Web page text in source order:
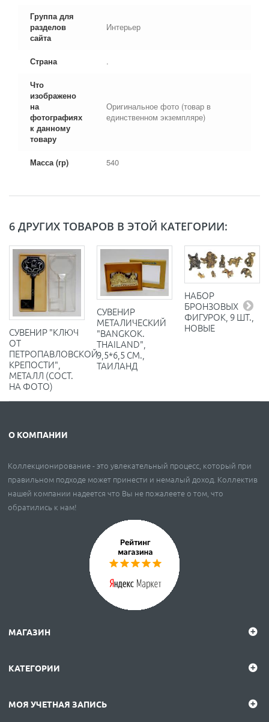
Группа для
разделов
сайта
Интерьер
Страна .
Что
изображено
на
фотографиях
к данному
товару
Оригинальное фото (товар в
единственном экземпляре)
Масса (гр) 540
6 ДРУГИХ ТОВАРОВ В ЭТОЙ КАТЕГОРИИ:
СУВЕНИР "КЛЮЧ
ОТ
ПЕТРОПАВЛОВСКОЙ
КРЕПОСТИ",
МЕТАЛЛ (СОСТ.
НА ФОТО)
СУВЕНИР
МЕТАЛИЧЕСКИЙ
"BANGKOK.
THAILAND",
9,5*6,5 СМ.,
ТАИЛАНД
НАБОР
БРОНЗОВЫХ
ФИГУРОК, 9 ШТ.,
НОВЫЕ
О КОМПАНИИ
Коллекционирование - это увлекательный процесс, который при
правильном подходе может принести и немалый доход. Коллектив
нашей компании надеется что Вы не пожалеете о том, что
обратились к нам!
МАГАЗИН
КАТЕГОРИИ
МОЯ УЧЕТНАЯ ЗАПИСЬ